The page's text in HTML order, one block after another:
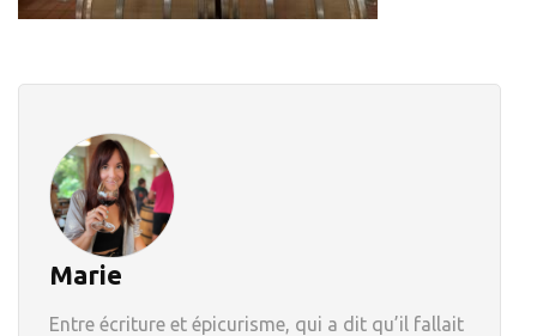
Marie
Entre écriture et épicurisme, qui a dit qu’il fallait